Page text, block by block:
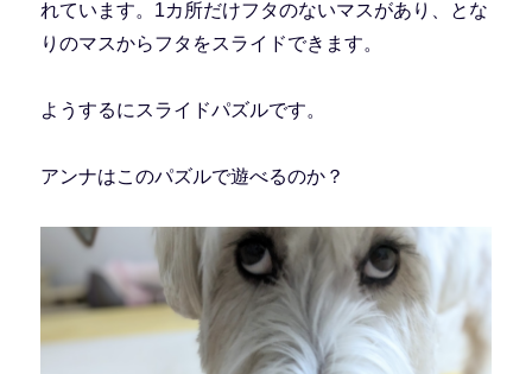
れています。1カ所だけフタのないマスがあり、とな
りのマスからフタをスライドできます。
ようするにスライドパズルです。
アンナはこのパズルで遊べるのか？